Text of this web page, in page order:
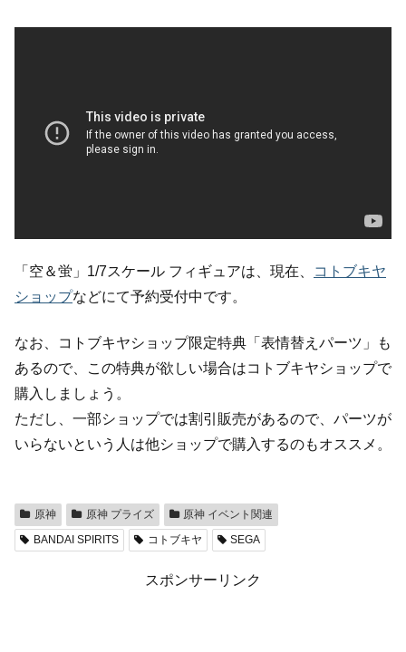
「空＆蛍」1/7スケール フィギュアは、現在、
コトブキヤ
ショップなどにて予約受付中です。
なお、コトブキヤショップ限定特典「表情替えパーツ」も
あるので、この特典が欲しい場合はコトブキヤショップで
購入しましょう。
ただし、一部ショップでは割引販売があるので、パーツが
いらないという人は他ショップで購入するのもオススメ。
原神 原神 プライズ
原神 イベント関連
BANDAI SPIRITS
コトブキヤ SEGA
スポンサーリンク